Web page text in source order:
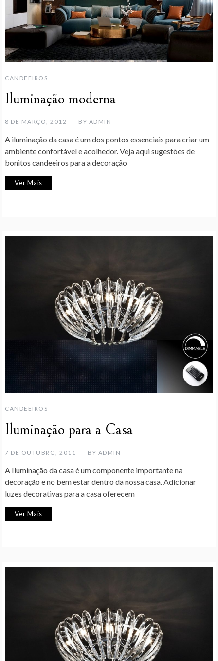
CANDEEIROS
Iluminação moderna
8 DE MARÇO, 2012 BY ADMIN
A iluminação da casa é um dos pontos essenciais para criar um
ambiente confortável e acolhedor. Veja aqui sugestões de
bonitos candeeiros para a decoração
Ver Mais
CANDEEIROS
Iluminação para a Casa
7 DE OUTUBRO, 2011 BY ADMIN
A Iluminação da casa é um componente importante na
decoração e no bem estar dentro da nossa casa. Adicionar
luzes decorativas para a casa oferecem
Ver Mais